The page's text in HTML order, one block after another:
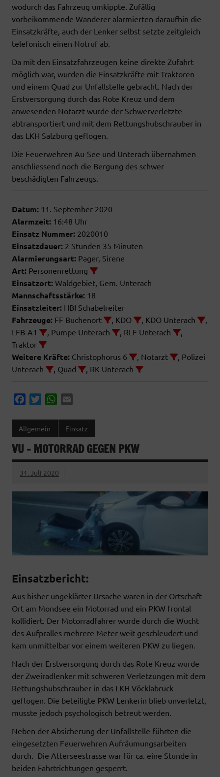
wodurch das Fahrzeug umkippte. Zufällig
vorbeikommende Wanderer alarmierten daraufhin die
Einsatzkräfte, auch der Lenker selbst setzte zeitgleich
telefonisch einen Notruf ab.
Da mit den Einsatzfahrzeugen keine direkte Zufahrt
möglich war, wurden die Einsatzkräfte mit Traktoren
und einem Quad zur Unfallstelle gebracht. Nach der
Erstversorgung durch das Rote Kreuz und dem
anwesenden Notarzt wurde der Schwerverletzte
abtransportiert und mit dem Rettungshubschrauber in
das LKH Salzburg geflogen.
Die Feuerwehren Au-See und Unterach übernahmen
anschliessend noch die Bergung des schwer
beschädigten Fahrzeugs.
Datum: 11. September 2020
Alarmzeit: 16:48 Uhr
Einsatz Nummer: 2020010
Einsatzdauer: 2 Stunden 35 Minuten
Alarmierungsart: Pager, Sirene
Art: Personenrettung
Einsatzort: Waldgebiet, Gem. Unterach
Mannschaftsstärke: 18
Einsatzleiter: HBI Schabelreiter
Fahrzeuge: FF Buchenort , KDO , KDO Unterach
,
LFB-A1
, Pumpe Unterach , RLF Unterach
,
Traktor
Weitere Kräfte: Christophorus 6 , Notarzt
, Polizei
Unterach
, Quad , RK Unterach
e
b
o
o
t
t
e
r
W
t
s
A
p
i
l
Allgemein Einsatz
VU – MOTORRAD GEGEN PKW
31. Juli 2020
Einsatzbericht:
Aus bisher ungeklärter Ursache waren in der Ortschaft
Ort am Mondsee ein Motorrad und ein PKW frontal
kollidiert. Der Motorradfahrer wurde durch die Wucht
des Aufpralles mehrere Meter weit geschleudert und
kam unmittelbar vor einem weiteren PKW zu liegen.
Nach der Erstversorgung durch das Rote Kreuz wurde
der Zweiradlenker mit schweren Verletzungen mit dem
Rettungshubschrauber in das LKH Vöcklabruck
geflogen. Die beteiligte PKW Lenkerin blieb unverletzt,
musste jedoch psychologisch betreut werden.
Neben der Absicherung der Unfallstelle führten die
eingesetzten Feuerwehren Aufräumungsarbeiten
durch. Die Atterseestrasse war für ca. eine Stunde in
beiden Fahrtrichtungen gesperrt.